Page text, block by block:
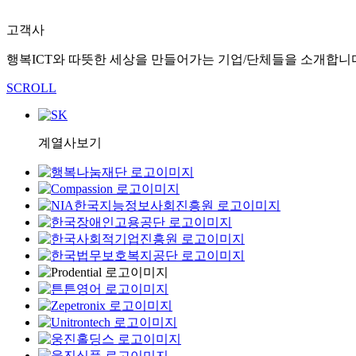
고객사
행복ICT와 따뜻한 세상을 만들어가는 기업/단체들을 소개합니
SCROLL
계열사보기